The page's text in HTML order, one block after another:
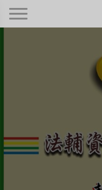
本公司秉持
營、健全制